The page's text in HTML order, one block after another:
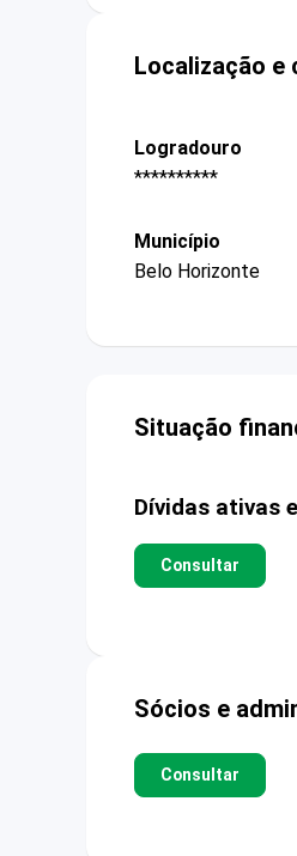
Localização e
Logradouro
**********
Município
Belo Horizonte
Situação
Dívidas ativas
Consultar
Sócios e
Consultar